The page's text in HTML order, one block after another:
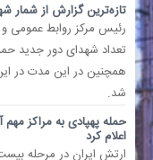
تازه‌ترین گزارش از شمار
رئیس مرکز روابط عمومی
شد.
حمله پهپادی به مراکز
اعلام کرد
ارتش ایران در مرحله